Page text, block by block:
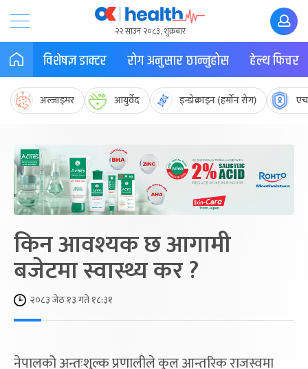
२२ साउन २०८३, शुक्रबार
विशेषज्ञ डाक्टर रोग अनुसार छान्नुहोस हेल्थ फिचर
अल्जाइमर आयुर्वेद इन्डोक्राइन (हर्मोन रोग)
किन आवश्यक छ आगामी
बजेटमा स्वास्थ्य कर ?
२०८३ जेठ १३ गते १८:३१
नेपालको अन्तःशुल्क प्रणालीले कुल आन्तरिक राजस्वमा